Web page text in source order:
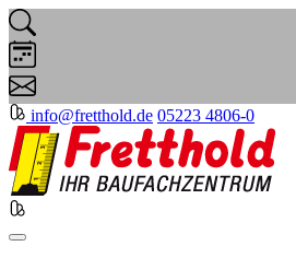
info@fretthold.de 05223 4806-0